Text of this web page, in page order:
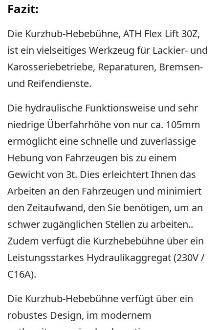
Fazit:
Die Kurzhub-Hebebühne, ATH Flex Lift 30Z,
ist ein vielseitiges Werkzeug für Lackier- und
Karosseriebetriebe, Reparaturen, Bremsen-
und Reifendienste.
Die hydraulische Funktionsweise und sehr
niedrige Überfahrhöhe von nur ca. 105mm
ermöglicht eine schnelle und zuverlässige
Hebung von Fahrzeugen bis zu einem
Gewicht von 3t. Dies erleichtert Ihnen das
Arbeiten an den Fahrzeugen und minimiert
den Zeitaufwand, den Sie benötigen, um an
schwer zugänglichen Stellen zu arbeiten..
Zudem verfügt die Kurzhebebühne über ein
Leistungsstarkes Hydraulikaggregat (230V /
C16A).
Die Kurzhub-Hebebühne verfügt über ein
robustes Design, im modernem